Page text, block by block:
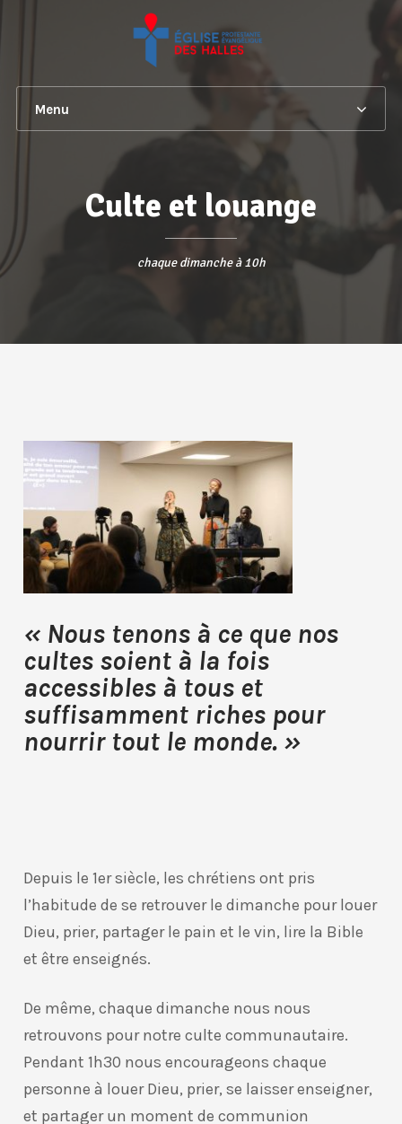
Menu
Culte et louange
chaque dimanche à 10h
« Nous tenons à ce que nos
cultes soient à la fois
accessibles à tous et
suffisamment riches pour
nourrir tout le monde. »
Depuis le 1er siècle, les chrétiens ont pris
l’habitude de se retrouver le dimanche pour louer
Dieu, prier, partager le pain et le vin, lire la Bible
et être enseignés.
De même, chaque dimanche nous nous
retrouvons pour notre culte communautaire.
Pendant 1h30 nous encourageons chaque
personne à louer Dieu, prier, se laisser enseigner,
et partager un moment de communion